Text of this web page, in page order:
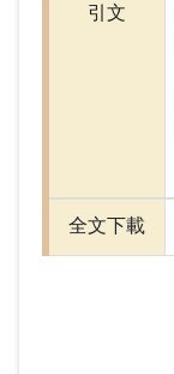
引文
全文下載